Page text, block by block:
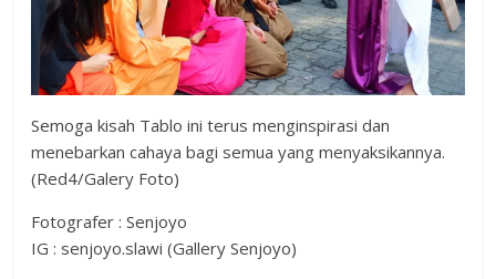
Semoga kisah Tablo ini terus menginspirasi dan
menebarkan cahaya bagi semua yang menyaksikannya.
(Red4/Galery Foto)
Fotografer : Senjoyo
IG : senjoyo.slawi (Gallery Senjoyo)